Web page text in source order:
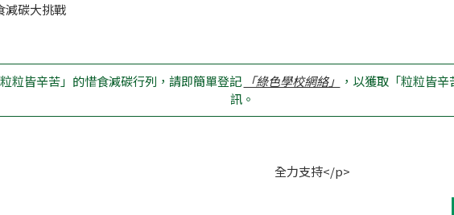
減碳大挑戰
粒皆辛苦」的惜食減碳行列，請即簡單登記 「綠色學校網絡」
，以獲取「粒粒皆
訊。
全力支持</p>